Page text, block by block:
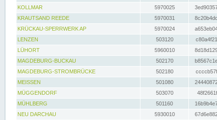
KOLLMAR
5970025
KRAUTSAND REEDE
5970031
KRÜCKAU-SPERRWERK AP
5970024
LENZEN
503120
LÜHORT
5960010
MAGDEBURG-BUCKAU
502170
MAGDEBURG-STROMBRÜCKE
502180
MEISSEN
501080
MÜGGENDORF
503070
MÜHLBERG
501160
NEU DARCHAU
5930010